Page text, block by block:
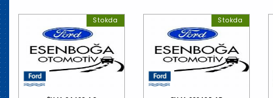
Stokda Stokda